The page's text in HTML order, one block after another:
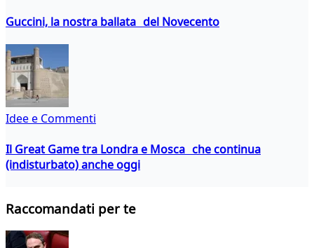
Guccini, la nostra ballata del Novecento
Idee e Commenti
Il Great Game tra Londra e Mosca che continua
(indisturbato) anche oggi
Raccomandati per te